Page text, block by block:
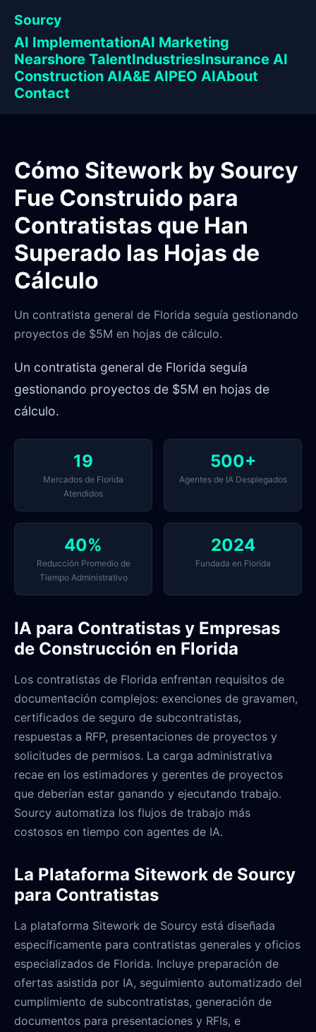
Sourcy
AI ImplementationAI Marketing
Nearshore TalentIndustriesInsurance AI
Construction AIA&E AIPEO AIAbout
Contact
Cómo Sitework by Sourcy
Fue Construido para
Contratistas que Han
Superado las Hojas de
Cálculo
Un contratista general de Florida seguía gestionando
proyectos de $5M en hojas de cálculo.
Un contratista general de Florida seguía
gestionando proyectos de $5M en hojas de
cálculo.
19
Mercados de Florida
Atendidos
500+
Agentes de IA Desplegados
40%
Reducción Promedio de
Tiempo Administrativo
2024
Fundada en Florida
IA para Contratistas y Empresas
de Construcción en Florida
Los contratistas de Florida enfrentan requisitos de
documentación complejos: exenciones de gravamen,
certificados de seguro de subcontratistas,
respuestas a RFP, presentaciones de proyectos y
solicitudes de permisos. La carga administrativa
recae en los estimadores y gerentes de proyectos
que deberían estar ganando y ejecutando trabajo.
Sourcy automatiza los flujos de trabajo más
costosos en tiempo con agentes de IA.
La Plataforma Sitework de Sourcy
para Contratistas
La plataforma Sitework de Sourcy está diseñada
específicamente para contratistas generales y oficios
especializados de Florida. Incluye preparación de
ofertas asistida por IA, seguimiento automatizado del
cumplimiento de subcontratistas, generación de
documentos para presentaciones y RFIs, e